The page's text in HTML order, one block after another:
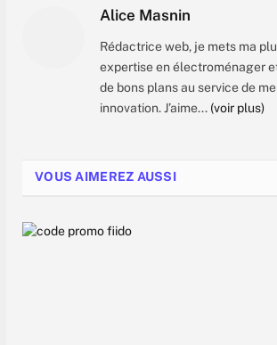
Alice Masnin
Rédactrice web, je mets ma
expertise en électroménager
de bons plans au service de
innovation. J’aime... (voir plus)
VOUS AIMEREZ AUSSI